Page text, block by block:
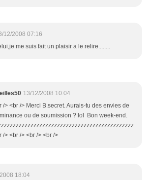
12/2008 07:16
me suis fait un plaisir a le relire........
13/12/2008 10:04
/> <br /> Merci B.secret. Aurais-tu des envies de
ou de soumission ? lol Bon week-end.
/> <br /> <br /> <br />
18:04